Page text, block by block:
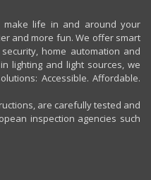
make life in and around your
and more fun. We offer smart
home automation and
lighting and light sources, we
Accessible. Affordable.
are carefully tested and
inspection agencies such